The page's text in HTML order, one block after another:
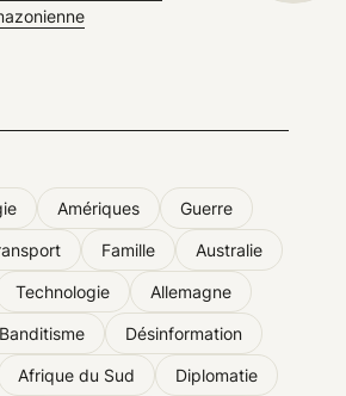
Amériques Guerre
Famille Australie
Technologie Allemagne
Banditisme Désinformation
Afrique du Sud Diplomatie